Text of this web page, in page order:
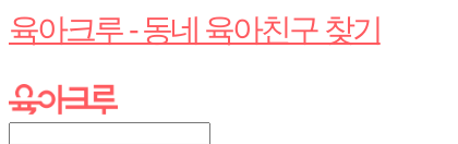
육아크루 - 동네 육아친구 찾기